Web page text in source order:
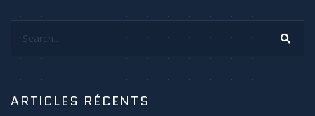
ARTICLES RÉCENTS